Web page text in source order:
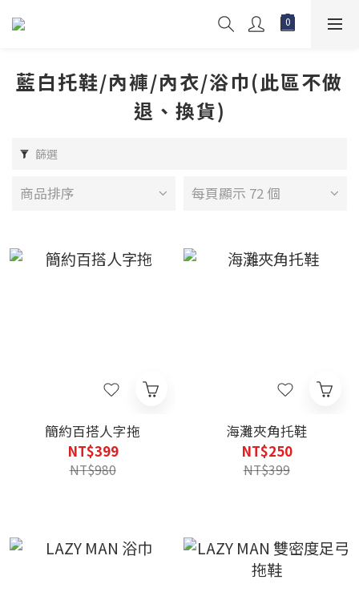
藍白托鞋/內褲/內衣/浴巾(此區不做
退、換貨)
篩選
商品排序 每頁顯示 72 個
簡約百搭人字拖
NT$399
NT$980
海灘夾角托鞋
NT$250
NT$399